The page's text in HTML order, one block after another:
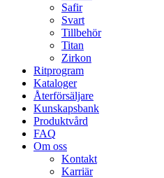
Safir
Svart
Tillbehör
Titan
Zirkon
Ritprogram
Kataloger
Återförsäljare
Kunskapsbank
Produktvård
FAQ
Om oss
Kontakt
Karriär